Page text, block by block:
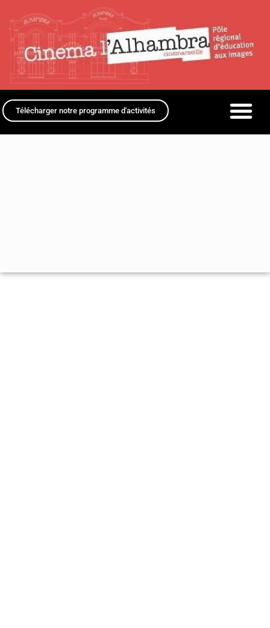
Télécharger notre programme d'activités